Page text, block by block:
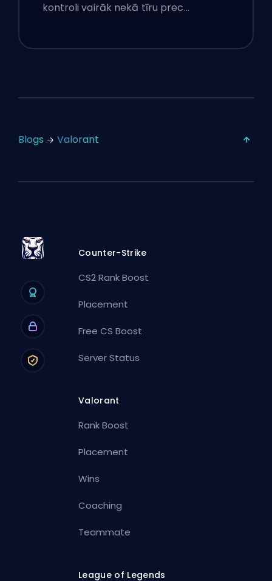
kontroli vairāk nekā tīru prec…
Blogs Valorant
Counter-Strike
CS2 Rank Boost
Placement
Free CS Boost
Server Status
Valorant
Rank Boost
Placement
Wins
Coaching
Teammate
League of Legends